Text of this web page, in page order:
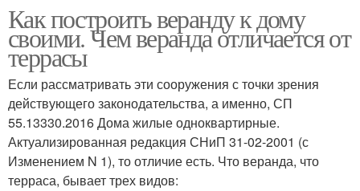
Как построить веранду к дому
своими. Чем веранда отличается от
террасы
Если рассматривать эти сооружения с точки зрения
действующего законодательства, а именно, СП
55.13330.2016 Дома жилые одноквартирные.
Актуализированная редакция СНиП 31-02-2001 (с
Изменением N 1), то отличие есть. Что веранда, что
терраса, бывает трех видов: